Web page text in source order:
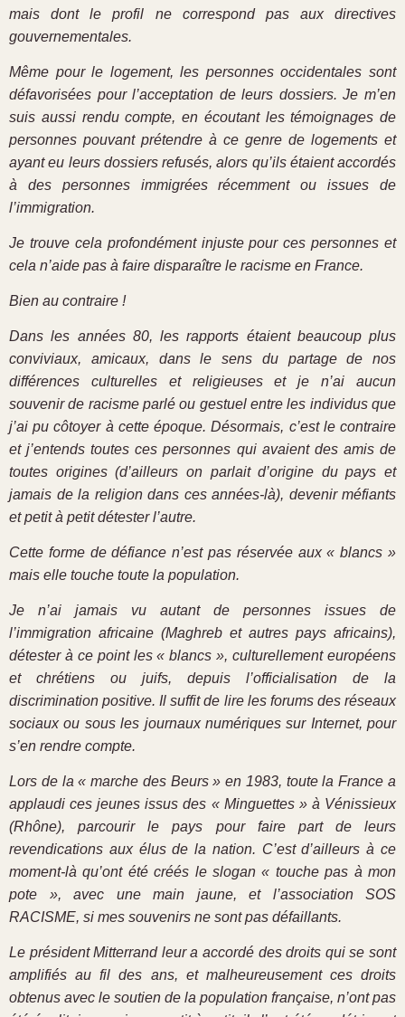
mais dont le profil ne correspond pas aux directives
gouvernementales.
Même pour le logement, les personnes occidentales sont
défavorisées pour l’acceptation de leurs dossiers. Je m’en
suis aussi rendu compte, en écoutant les témoignages de
personnes pouvant prétendre à ce genre de logements et
ayant eu leurs dossiers refusés, alors qu’ils étaient accordés
à des personnes immigrées récemment ou issues de
l’immigration.
Je trouve cela profondément injuste pour ces personnes et
cela n’aide pas à faire disparaître le racisme en France.
Bien au contraire !
Dans les années 80, les rapports étaient beaucoup plus
conviviaux, amicaux, dans le sens du partage de nos
différences culturelles et religieuses et je n’ai aucun
souvenir de racisme parlé ou gestuel entre les individus que
j’ai pu côtoyer à cette époque. Désormais, c’est le contraire
et j’entends toutes ces personnes qui avaient des amis de
toutes origines (d’ailleurs on parlait d’origine du pays et
jamais de la religion dans ces années-là), devenir méfiants
et petit à petit détester l’autre.
Cette forme de défiance n’est pas réservée aux « blancs »
mais elle touche toute la population.
Je n’ai jamais vu autant de personnes issues de
l’immigration africaine (Maghreb et autres pays africains),
détester à ce point les « blancs », culturellement européens
et chrétiens ou juifs, depuis l’officialisation de la
discrimination positive. Il suffit de lire les forums des réseaux
sociaux ou sous les journaux numériques sur Internet, pour
s’en rendre compte.
Lors de la « marche des Beurs » en 1983, toute la France a
applaudi ces jeunes issus des « Minguettes » à Vénissieux
(Rhône), parcourir le pays pour faire part de leurs
revendications aux élus de la nation. C’est d’ailleurs à ce
moment-là qu’ont été créés le slogan « touche pas à mon
pote », avec une main jaune, et l’association SOS
RACISME, si mes souvenirs ne sont pas défaillants.
Le président Mitterrand leur a accordé des droits qui se sont
amplifiés au fil des ans, et malheureusement ces droits
obtenus avec le soutien de la population française, n’ont pas